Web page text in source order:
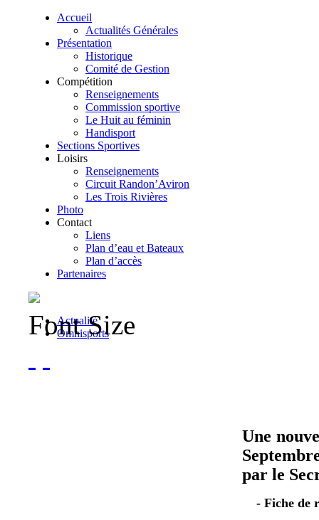
Accueil
Actualités Générales
Présentation
Historique
Comité de Gestion
Compétition
Renseignements
Commission sportive
Le Huit au féminin
Handisport
Sections Sportives
Loisirs
Renseignements
Circuit Randon’Aviron
Les Trois Rivières
Photo
Contact
Liens
Plan d’eau et Bateaux
Plan d’accès
Partenaires
Actualité
Omnisports
Font Size
Une
par le
- Fiche de